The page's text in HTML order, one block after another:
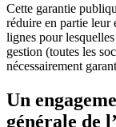
Cette garantie
réduire en partie leur
lignes pour
gestion (toutes les
nécessairement
Un
générale de